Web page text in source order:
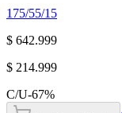
175/55/15
$ 642.999
$ 214.999
C/U-67%